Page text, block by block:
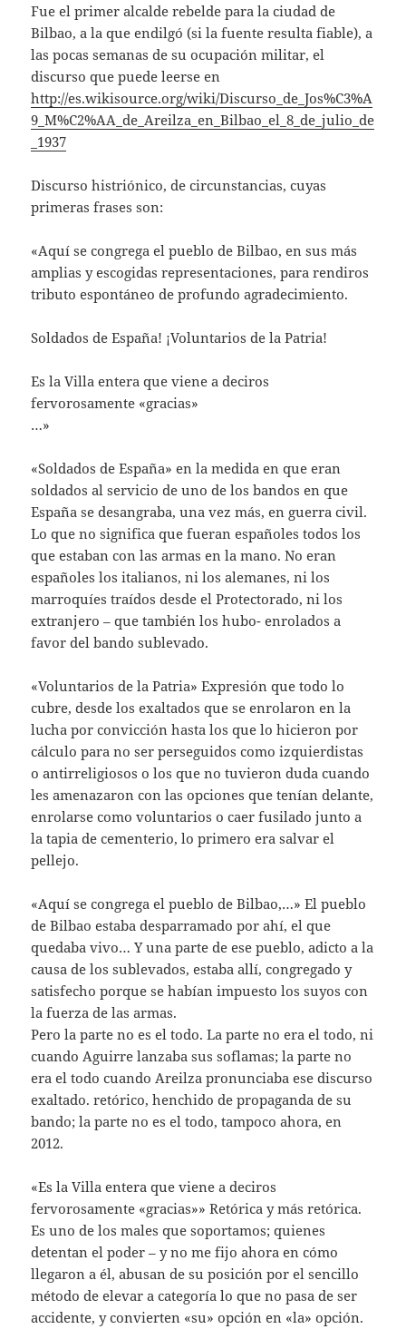
Fue el primer alcalde rebelde para la ciudad de
Bilbao, a la que endilgó (si la fuente resulta fiable), a
las pocas semanas de su ocupación militar, el
discurso que puede leerse en
http://es.wikisource.org/wiki/Discurso_de_Jos%C3%A
9_M%C2%AA_de_Areilza_en_Bilbao_el_8_de_julio_de
_1937
Discurso histriónico, de circunstancias, cuyas
primeras frases son:
«Aquí se congrega el pueblo de Bilbao, en sus más
amplias y escogidas representaciones, para rendiros
tributo espontáneo de profundo agradecimiento.
Soldados de España! ¡Voluntarios de la Patria!
Es la Villa entera que viene a deciros
fervorosamente «gracias»
…»
«Soldados de España» en la medida en que eran
soldados al servicio de uno de los bandos en que
España se desangraba, una vez más, en guerra civil.
Lo que no significa que fueran españoles todos los
que estaban con las armas en la mano. No eran
españoles los italianos, ni los alemanes, ni los
marroquíes traídos desde el Protectorado, ni los
extranjero – que también los hubo- enrolados a
favor del bando sublevado.
«Voluntarios de la Patria» Expresión que todo lo
cubre, desde los exaltados que se enrolaron en la
lucha por convicción hasta los que lo hicieron por
cálculo para no ser perseguidos como izquierdistas
o antirreligiosos o los que no tuvieron duda cuando
les amenazaron con las opciones que tenían delante,
enrolarse como voluntarios o caer fusilado junto a
la tapia de cementerio, lo primero era salvar el
pellejo.
«Aquí se congrega el pueblo de Bilbao,…» El pueblo
de Bilbao estaba desparramado por ahí, el que
quedaba vivo… Y una parte de ese pueblo, adicto a la
causa de los sublevados, estaba allí, congregado y
satisfecho porque se habían impuesto los suyos con
la fuerza de las armas.
Pero la parte no es el todo. La parte no era el todo, ni
cuando Aguirre lanzaba sus soflamas; la parte no
era el todo cuando Areilza pronunciaba ese discurso
exaltado. retórico, henchido de propaganda de su
bando; la parte no es el todo, tampoco ahora, en
2012.
«Es la Villa entera que viene a deciros
fervorosamente «gracias»» Retórica y más retórica.
Es uno de los males que soportamos; quienes
detentan el poder – y no me fijo ahora en cómo
llegaron a él, abusan de su posición por el sencillo
método de elevar a categoría lo que no pasa de ser
accidente, y convierten «su» opción en «la» opción.